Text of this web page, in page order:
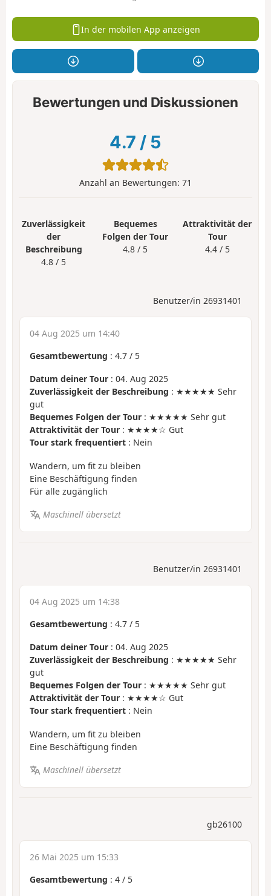
In der mobilen App anzeigen
Bewertungen und Diskussionen
4.7 / 5
Anzahl an Bewertungen: 71
Zuverlässigkeit
der
Beschreibung
4.8 / 5
Bequemes
Folgen der Tour
4.8 / 5
Attraktivität der
Tour
4.4 / 5
Benutzer/in 26931401
04 Aug 2025 um 14:40
Gesamtbewertung : 4.7 / 5
Datum deiner Tour : 04. Aug 2025
Zuverlässigkeit der Beschreibung : ★★★★★ Sehr
gut
Bequemes Folgen der Tour : ★★★★★ Sehr gut
Attraktivität der Tour : ★★★★☆ Gut
Tour stark frequentiert : Nein
Wandern, um fit zu bleiben
Eine Beschäftigung finden
Für alle zugänglich
Maschinell übersetzt
Benutzer/in 26931401
04 Aug 2025 um 14:38
Gesamtbewertung : 4.7 / 5
Datum deiner Tour : 04. Aug 2025
Zuverlässigkeit der Beschreibung : ★★★★★ Sehr
gut
Bequemes Folgen der Tour : ★★★★★ Sehr gut
Attraktivität der Tour : ★★★★☆ Gut
Tour stark frequentiert : Nein
Wandern, um fit zu bleiben
Eine Beschäftigung finden
Maschinell übersetzt
gb26100
26 Mai 2025 um 15:33
Gesamtbewertung : 4 / 5